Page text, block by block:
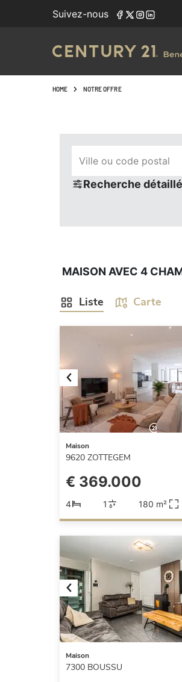
Suivez-nous
HOME NOTRE OFFRE
Ville ou code postal
Recherche
MAISON AVEC 4
Liste Carte
Previous
Maison
9620 ZOTTEGEM
€ 369.000
4 1 180 m²
Previous
Maison
7300 BOUSSU
Navigated to Maison avec 4